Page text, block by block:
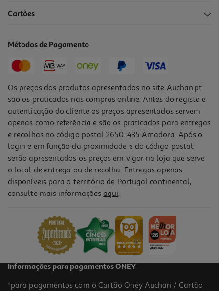
4.7
Ervilhas Auchan Cozidas 750g
Cartões
Métodos de Pagamento
Os preços dos produtos apresentados no site Auchan.pt
são os praticados nas compras online. Antes do registo e
autenticação do cliente os preços apresentados servem
apenas como referência e são os praticados para entregas
e recolhas no código postal 2650-435 Amadora. Após o
login e em função da proximidade e do código postal,
serão apresentados os preços em vigor na loja que serve
o local de entrega ou de recolha. Entregas apenas
disponíveis para o território de Portugal continental,
consulte mais informações aqui.
Informações para pagamentos ONEY
*para pagamentos com o Cartão Oney Auchan / Cartão